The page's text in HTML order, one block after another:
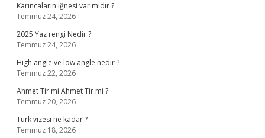
Karıncaların iğnesi var mıdır ?
Temmuz 24, 2026
2025 Yaz rengi Nedir ?
Temmuz 24, 2026
High angle ve low angle nedir ?
Temmuz 22, 2026
Ahmet Tir mi Ahmet Tir mi ?
Temmuz 20, 2026
Türk vizesi ne kadar ?
Temmuz 18, 2026